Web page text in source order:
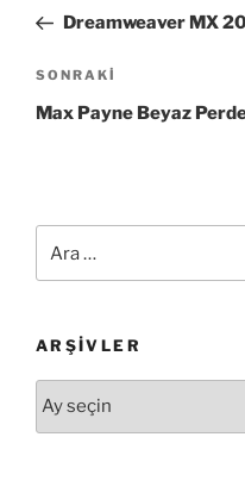
YazıDreamweaver MX
Sonraki
Yazı
SONRAKI
Max Payne Beyaz
ARŞIVLER